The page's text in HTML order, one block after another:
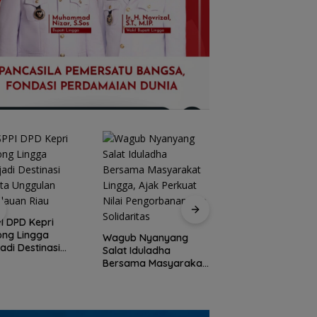
Nyanyang
Iduladha
Peringati HPN 2026,
Komunitas Jurnalis
hingga Ziarah Makam
Tokoh Pers